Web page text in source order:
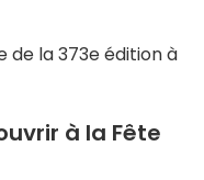
de la 373e édition à
à la Fête